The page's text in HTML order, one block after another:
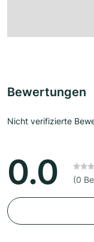
Bewertungen
Nicht verifizierte
0.0 (0